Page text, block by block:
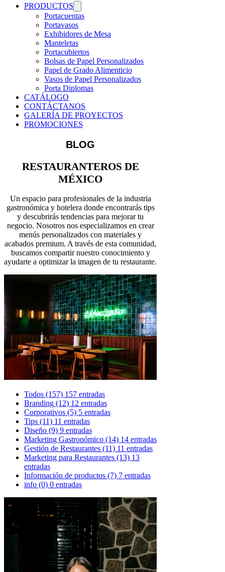
PRODUCTOS
Portacuentas
Portavasos
Exhibidores de Mesa
Manteletas
Portacubiertos
Bolsas de Papel Personalizados
Papel de Grado Alimenticio
Vasos de Papel Personalizados
Porta Diplomas
CATÁLOGO
CONTÁCTANOS
GALERÍA DE PROYECTOS
PROMOCIONES
BLOG
RESTAURANTEROS DE
MÉXICO
Un espacio para profesionales de la industria
gastronómica y hotelera donde encontrarás tips
y descubrirás tendencias para mejorar tu
negocio. Nosotros nos especializamos en crear
menús personalizados con materiales y
acabados premium. A través de esta comunidad,
buscamos compartir nuestro conocimiento y
ayudarte a optimizar la imagen de tu restaurante.
Todos (157) 157 entradas
Branding (12) 12 entradas
Corporativos (5) 5 entradas
Tips (11) 11 entradas
Diseño (9) 9 entradas
Marketing Gastronómico (14) 14 entradas
Gestión de Restaurantes (11) 11 entradas
Marketing para Restaurantes (13) 13
entradas
Información de productos (7) 7 entradas
info (0) 0 entradas